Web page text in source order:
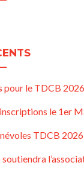
pour le TDCB
le 1er
TDCB 2026